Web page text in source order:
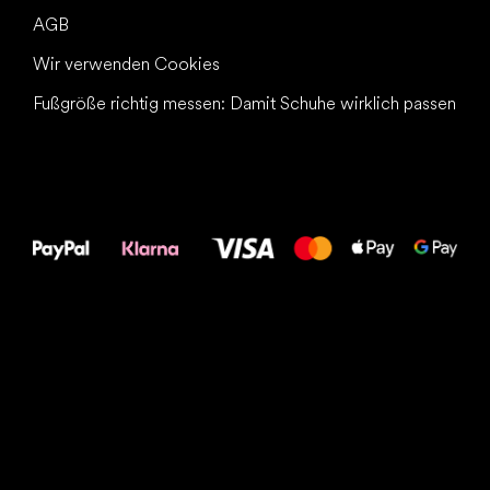
AGB
Wir verwenden Cookies
Fußgröße richtig messen: Damit Schuhe wirklich passen